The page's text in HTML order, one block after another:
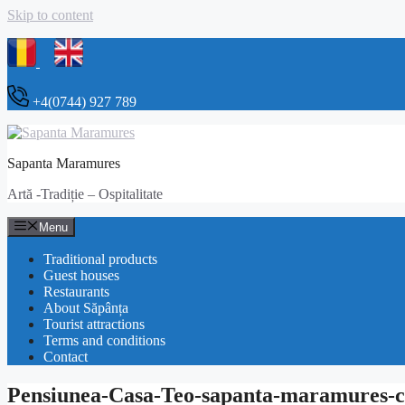
Skip to content
+4(0744) 927 789
Sapanta Maramures
Artă -Tradiție – Ospitalitate
Menu
Traditional products
Guest houses
Restaurants
About Săpânța
Tourist attractions
Terms and conditions
Contact
Pensiunea-Casa-Teo-sapanta-maramures-